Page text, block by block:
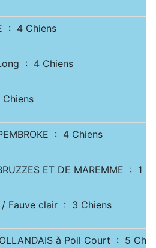
: 4 Chiens
: 4 Chiens
: 4 Chiens
ET DE MAREMME : 1
/ Fauve clair : 3 Chiens
à Poil Court : 5